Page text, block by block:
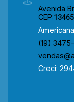
supermercado,
Arbix: (19) 3475-
Presente
Avenida
CEP:
(19)
Creci: